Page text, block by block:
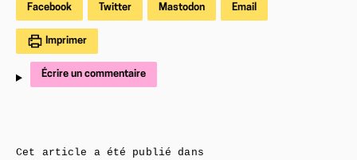
Facebook Twitter Mastodon Email
Imprimer
Écrire un commentaire
Cet article a été publié dans